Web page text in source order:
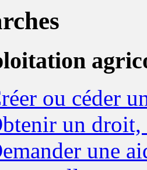
ou céder
un droit,
une